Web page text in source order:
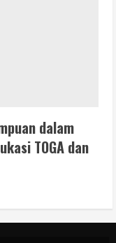
dalam
TOGA dan